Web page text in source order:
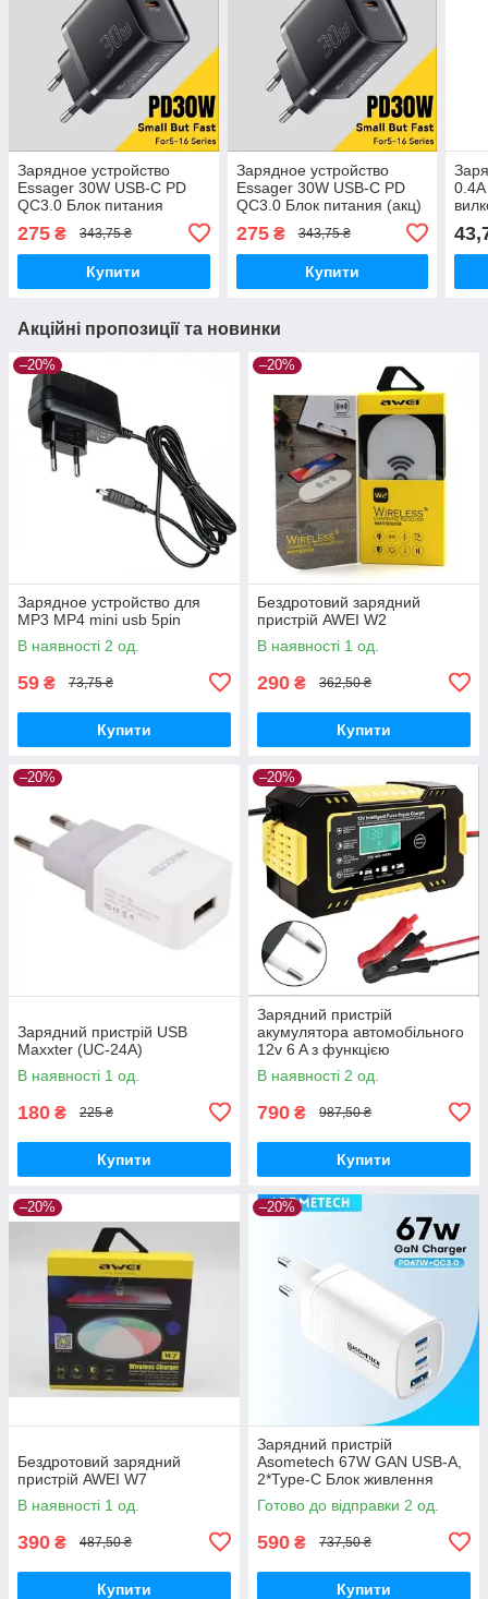
Зарядное устройство
Essager 30W USB-C PD
QC3.0 Блок питания
275 ₴ 343,75 ₴
Купити
Зарядное устройство
Essager 30W USB-C PD
QC3.0 Блок питания (акц)
275₴ 343,75 ₴
Купити
0.4А
Акційні пропозиції та новинки
–20%
Зарядное устройство для
MP3 MP4 mini usb 5pin
В наявності 2 од.
59 ₴ 73,75 ₴
Купити
–20%
Бездротовий зарядний
пристрій AWEI W2
В наявності 1 од.
290 ₴ 362,50 ₴
Купити
–20%
Зарядний пристрій USB
Maxxter (UC-24A)
В наявності 1 од.
180 ₴ 225 ₴
Купити
–20%
Зарядний пристрій
акумулятора автомобільного
12v 6 A з функцією
відновлення, v1
В наявності 2 од.
790 ₴ 987,50 ₴
Купити
–20%
Бездротовий зарядний
пристрій AWEI W7
В наявності 1 од.
390 ₴ 487,50 ₴
Купити
–20%
Зарядний пристрій
Asometech 67W GAN USB-A,
2*Type-C Блок живлення
Чорний
Готово до відправки 2 од.
590 ₴ 737,50 ₴
Купити